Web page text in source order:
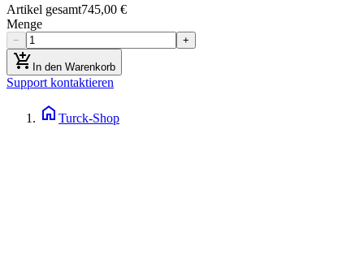
Artikel gesamt745,00 €
Menge
− +
add_shopping_cart In den Warenkorb
Support kontaktieren
home Turck-Shop